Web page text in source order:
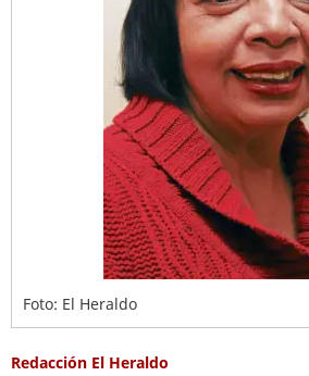
Foto: El Heraldo
Redacción El Heraldo